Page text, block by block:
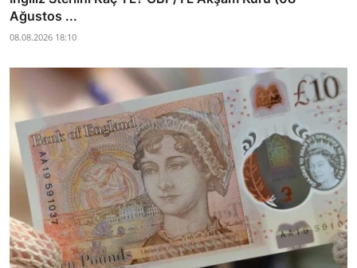
Ağustos ...
08.08.2026 18:10